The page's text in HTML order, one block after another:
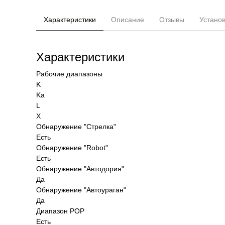
Характеристики Описание Отзывы
Характеристики
Рабочие диапазоны
K
Ka
L
X
Обнаружение "Стрелка"
Есть
Обнаружение "Robot"
Есть
Обнаружение "Автодория"
Да
Обнаружение "Автоураган"
Да
Диапазон POP
Есть